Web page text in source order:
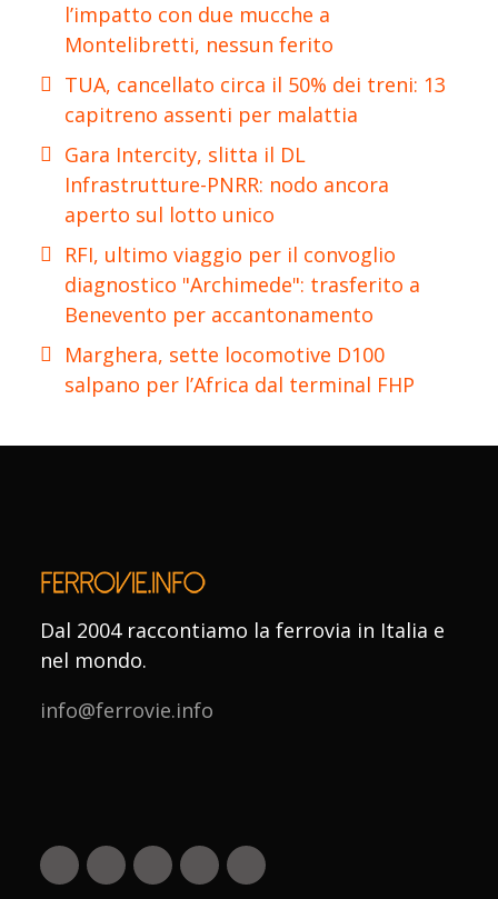
l’impatto con due mucche a
Montelibretti, nessun ferito
TUA, cancellato circa il 50% dei treni: 13
capitreno assenti per malattia
Gara Intercity, slitta il DL
Infrastrutture-PNRR: nodo ancora
aperto sul lotto unico
RFI, ultimo viaggio per il convoglio
diagnostico "Archimede": trasferito a
Benevento per accantonamento
Marghera, sette locomotive D100
salpano per l’Africa dal terminal FHP
Dal 2004 raccontiamo la ferrovia in Italia e
nel mondo.
info@ferrovie.info